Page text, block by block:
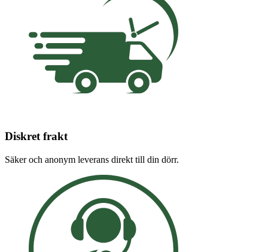
Diskret frakt
Säker och anonym leverans direkt till din dörr.